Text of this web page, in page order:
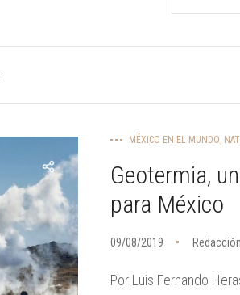
MÉXICO EN EL MUNDO,
Geotermia,
para México
09/08/2019
Por Luis Fernando